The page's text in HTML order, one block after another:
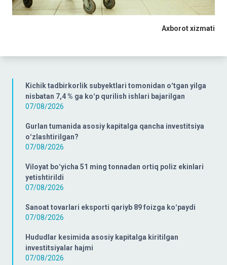
Kichik tadbirkorlik subyektlari tomonidan oʻtgan yilga
nisbatan 7,4 % ga koʻp qurilish ishlari bajarilgan
07/08/2026
Gurlan tumanida asosiy kapitalga qancha investitsiya
oʻzlashtirilgan?
07/08/2026
Viloyat boʻyicha 51 ming tonnadan ortiq poliz ekinlari
yetishtirildi
07/08/2026
Sanoat tovarlari eksporti qariyb 89 foizga koʻpaydi
07/08/2026
Hududlar kesimida asosiy kapitalga kiritilgan
investitsiyalar hajmi
07/08/2026
Axborot xizmati